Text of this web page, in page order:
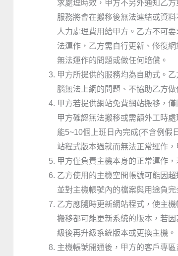
求處理時效，甲方不另外通知乙
服務將會在搬移後無法連結或資
人力處理費用給甲方。乙方不可
法運作，乙方需自行更新、修復
無法運作的問題或做任何賠償。
甲方所提供的服務均為自助式。
腦無法上網的問題、不協助乙方
甲方若提供網站免費網站搬移，
甲方確認無法搬移或需額外工時
能5~10個上班日內完成(不含例假
站程式版本過就而無法正常運作
甲方僅負責主機本身的正常運作
乙方使用的主機空間帳號可能因
並對主機帳號內的檔案與用途負
乙方應隨時更新網站程式，使主
搬移都可能更新系統的版本，若
級後再升級系統版本或更換主機。
主機帳號開通後，甲方的客戶專